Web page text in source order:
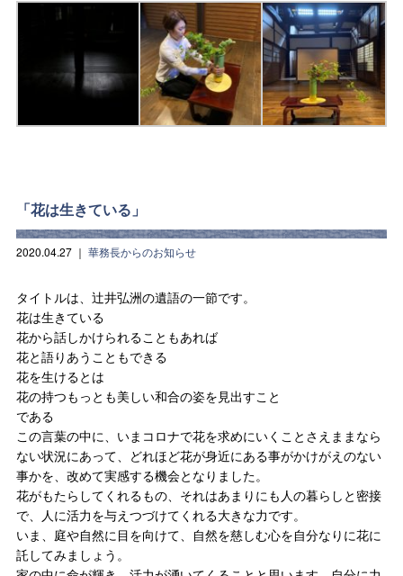
「花は生きている」
2020.04.27｜ 華務長からのお知らせ
タイトルは、辻井弘洲の遺語の一節です。
花は生きている
花から話しかけられることもあれば
花と語りあうこともできる
花を生けるとは
花の持つもっとも美しい和合の姿を見出すこと
である
この言葉の中に、いまコロナで花を求めにいくことさえままなら
ない状況にあって、どれほど花が身近にある事がかけがえのない
事かを、改めて実感する機会となりました。
花がもたらしてくれるもの、それはあまりにも人の暮らしと密接
で、人に活力を与えつづけてくれる大きな力です。
いま、庭や自然に目を向けて、自然を慈しむ心を自分なりに花に
託してみましょう。